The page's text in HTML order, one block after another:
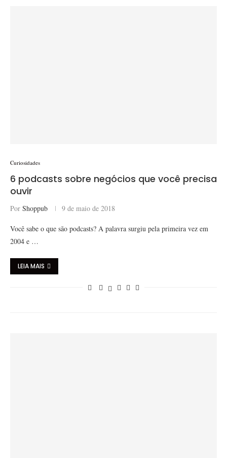
Curiosidades
6 podcasts sobre negócios que você precisa
ouvir
Por Shoppub 9 de maio de 2018
Você sabe o que são podcasts? A palavra surgiu pela primeira vez em
2004 e …
LEIA MAIS